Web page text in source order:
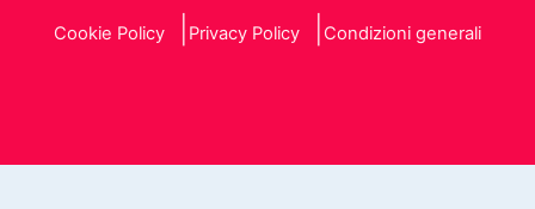
Cookie Policy Privacy Policy Condizioni generali